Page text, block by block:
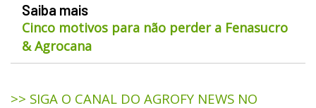
Saiba mais
Cinco motivos para não perder a Fenasucro
& Agrocana
>> SIGA O CANAL DO AGROFY NEWS NO